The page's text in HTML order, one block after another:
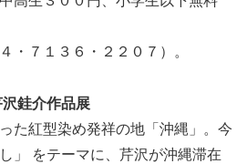
・７１３６・２２０７）。
銈介作品展
た紅型染め発祥の地「沖縄」。今
」 をテーマに、芹沢が沖縄滞在